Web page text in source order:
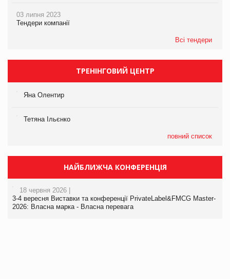
03 липня 2023
Тендери компанії
Всі тендери
ТРЕНІНГОВИЙ ЦЕНТР
Яна Олентир
Тетяна Ільєнко
повний список
НАЙБЛИЖЧА КОНФЕРЕНЦІЯ
18 червня 2026 |
3-4 вересня Виставки та конференції PrivateLabel&FMCG Master-
2026: Власна марка - Власна перевага